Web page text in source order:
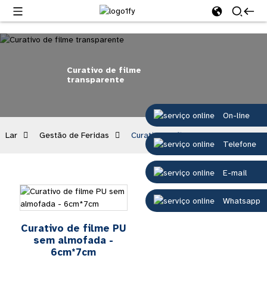
On-line
Telefone
E-mail
Whatsapp
Curativo de filme
transparente
Lar Gestão de Feridas Curativo de filme transparente
Curativo de filme PU
sem almofada -
6cm*7cm